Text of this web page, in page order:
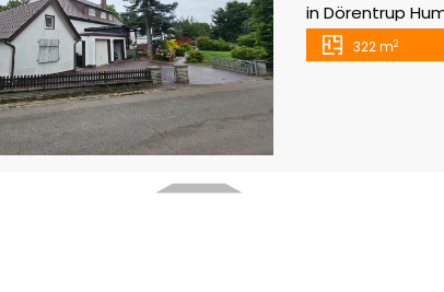
in Dörentrup
Wohnungen
322 m2